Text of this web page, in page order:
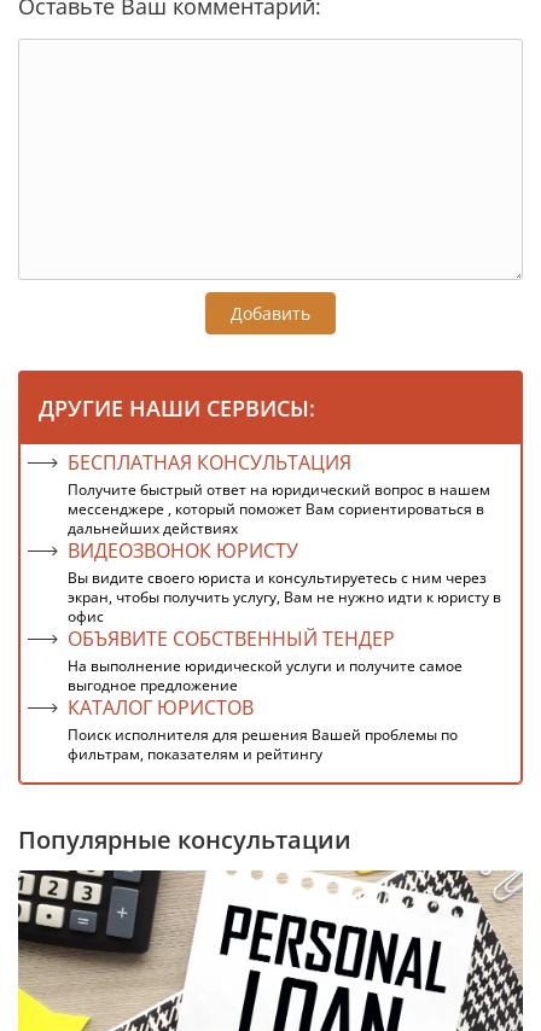
Оставьте Ваш комментарий:
Добавить
ДРУГИЕ НАШИ СЕРВИСЫ:
БЕСПЛАТНАЯ КОНСУЛЬТАЦИЯ
Получите быстрый ответ на юридический вопрос в нашем
мессенджере , который поможет Вам сориентироваться в
дальнейших действиях
ВИДЕОЗВОНОК ЮРИСТУ
Вы видите своего юриста и консультируетесь с ним через
экран, чтобы получить услугу, Вам не нужно идти к юристу в
офис
ОБЪЯВИТЕ СОБСТВЕННЫЙ ТЕНДЕР
На выполнение юридической услуги и получите самое
выгодное предложение
КАТАЛОГ ЮРИСТОВ
Поиск исполнителя для решения Вашей проблемы по
фильтрам, показателям и рейтингу
Популярные консультации